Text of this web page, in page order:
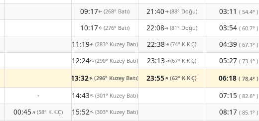
09:17↑(268° Batı) 21:40↑ (88° Doğu) 03:11 ( 54.4° )
10:17↑(276° Batı) 22:08↑(81° Doğu) 03:54 ( 60.7° )
11:19↑(283° Kuzey Batı) 22:38↑(74° K.K.Ç) 04:39 ( 67.1° )
12:24↑(290° Kuzey Batı) 23:13↑(67° K.K.Ç) 05:27 ( 73.1° )
13:32↑(296° Kuzey Batı) 23:55↑(62° K.K.Ç) 06:18 ( 78.4° )
- 14:43↑(301° Kuzey Batı) 07:15 ( 82.6° )
00:45↑(58° K.K.Ç) 15:52↑(303° Kuzey Batı) 08:17 ( 85.1° )